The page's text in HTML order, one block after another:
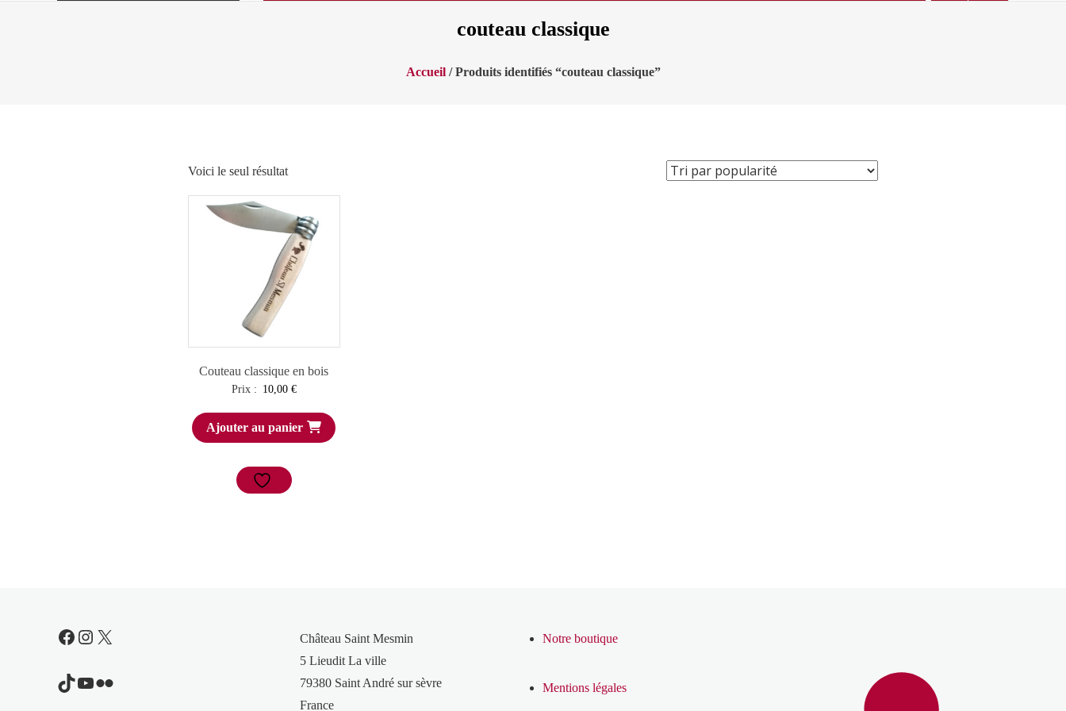
couteau classique
Accueil/ Produits identifiés “couteau classique”
Voici le seul résultat
Couteau classique en bois
Prix : 10,00 €
Ajouter au panier
Facebook
Instagram
X
TikTok
YouTube
Flickr
Château Saint Mesmin
5 Lieudit La ville
79380 Saint André sur sèvre
France
Notre boutique
Mentions légales